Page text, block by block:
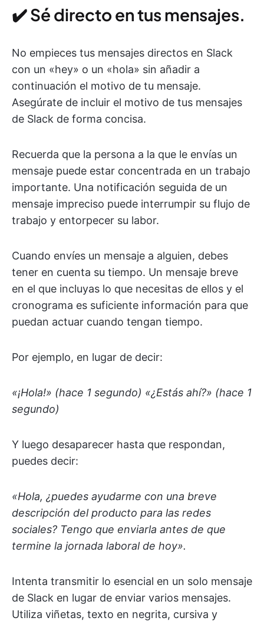
✔️ Sé directo en tus mensajes.
No empieces tus mensajes directos en Slack
con un «hey» o un «hola» sin añadir a
continuación el motivo de tu mensaje.
Asegúrate de incluir el motivo de tus mensajes
de Slack de forma concisa.
Recuerda que la persona a la que le envías un
mensaje puede estar concentrada en un trabajo
importante. Una notificación seguida de un
mensaje impreciso puede interrumpir su flujo de
trabajo y entorpecer su labor.
Cuando envíes un mensaje a alguien, debes
tener en cuenta su tiempo. Un mensaje breve
en el que incluyas lo que necesitas de ellos y el
cronograma es suficiente información para que
puedan actuar cuando tengan tiempo.
Por ejemplo, en lugar de decir:
«¡Hola!» (hace 1 segundo) «¿Estás ahí?» (hace 1
segundo)
Y luego desaparecer hasta que respondan,
puedes decir:
«Hola, ¿puedes ayudarme con una breve
descripción del producto para las redes
sociales? Tengo que enviarla antes de que
termine la jornada laboral de hoy».
Intenta transmitir lo esencial en un solo mensaje
de Slack en lugar de enviar varios mensajes.
Utiliza viñetas, texto en negrita, cursiva y